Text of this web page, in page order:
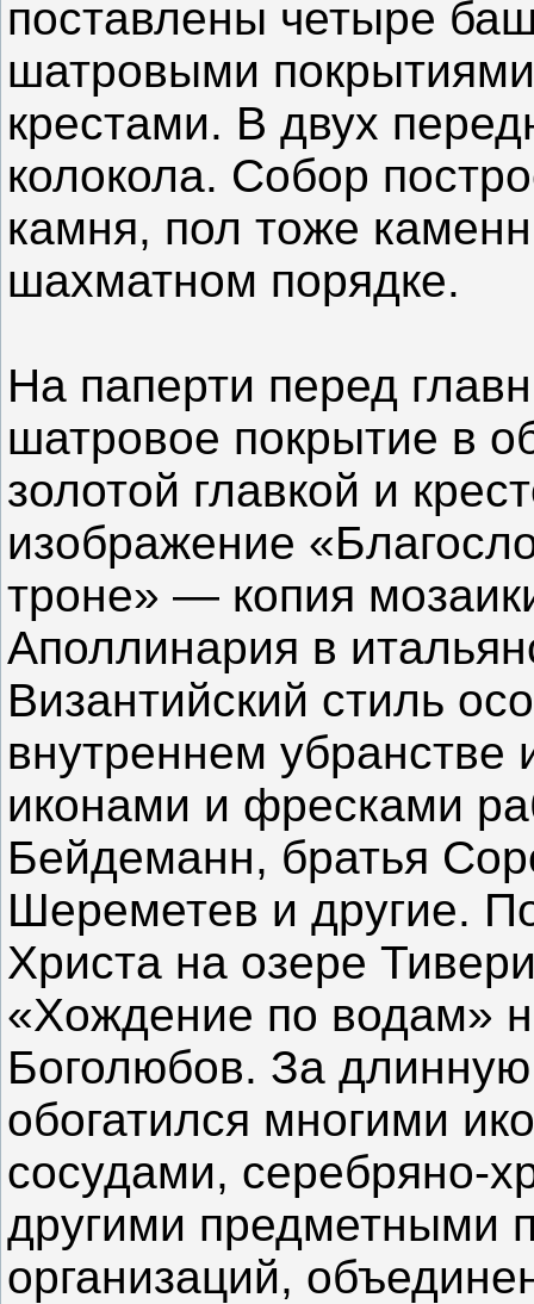
поставлены четыре
шатровыми
крестами. В двух
колокола. Собор
камня, пол тоже
шахматном порядке.
На паперти перед
шатровое покрытие в
золотой главкой и
изображение
троне» — копия
Аполлинария в
Византийский стиль
внутреннем
иконами и фресками
Бейдеманн, братья
Шереметев и другие.
Христа на озере
«Хождение по водам»
Боголюбов. За
обогатился многими
сосудами, серебряно-
другими предметными
организаций,